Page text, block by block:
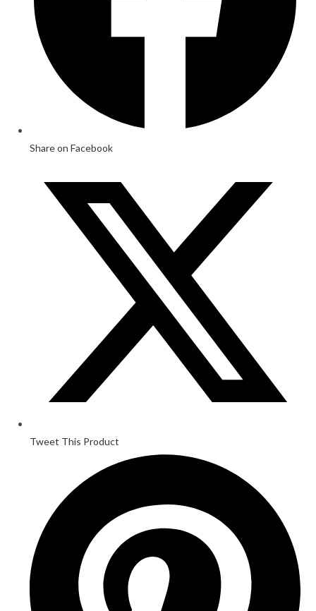
Share on Facebook
Tweet This Product
window